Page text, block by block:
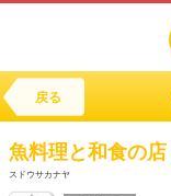
戻る
魚料理と和食の店
スドウサカナヤ